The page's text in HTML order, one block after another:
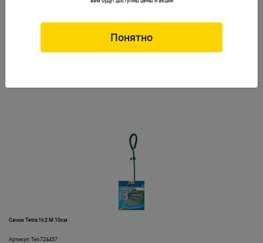
Сачок Tetra №2 M 10см
Артикул: Tet-724457
Понятно